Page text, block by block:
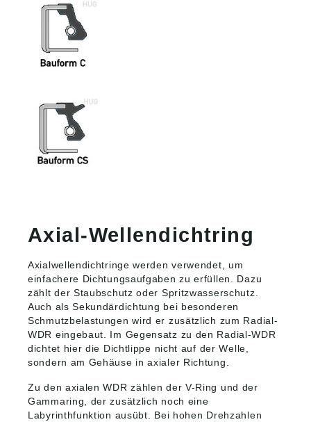
Axial-Wellendichtring
Axialwellendichtringe werden verwendet, um
einfachere Dichtungsaufgaben zu erfüllen. Dazu
zählt der Staubschutz oder Spritzwasserschutz.
Auch als Sekundärdichtung bei besonderen
Schmutzbelastungen wird er zusätzlich zum Radial-
WDR eingebaut. Im Gegensatz zu den Radial-WDR
dichtet hier die Dichtlippe nicht auf der Welle,
sondern am Gehäuse in axialer Richtung.
Zu den axialen WDR zählen der V-Ring und der
Gammaring, der zusätzlich noch eine
Labyrinthfunktion ausübt. Bei hohen Drehzahlen